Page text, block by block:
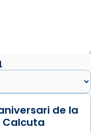
missa de Les
de la
Calcuta